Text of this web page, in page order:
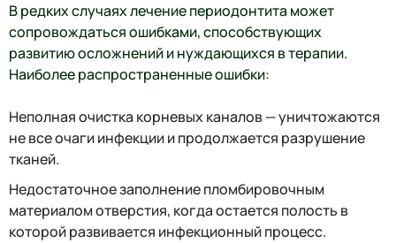
В редких случаях лечение периодонтита может
сопровождаться ошибками, способствующих
развитию осложнений и нуждающихся в терапии.
Наиболее распространенные ошибки:
Неполная очистка корневых каналов — уничтожаются
не все очаги инфекции и продолжается разрушение
тканей.
Недостаточное заполнение пломбировочным
материалом отверстия, когда остается полость в
которой развивается инфекционный процесс.